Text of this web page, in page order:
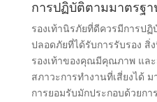
การปฏิบัติตามมาตรฐ
รองเท้านิรภัยที่ดีควรมีการป
ปลอดภัยที่ได้รับการรับรอง สิ่
รองเท้าของคุณมีคุณภาพ แล
สภาวะการทำงานที่เสี่ยงได้
การยอมรับมักประกอบด้วยก